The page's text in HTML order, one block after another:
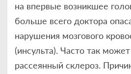
на впервые возникшее
больше всего доктора
нарушения мозгового
(инсульта). Часто так
рассеянный склероз.